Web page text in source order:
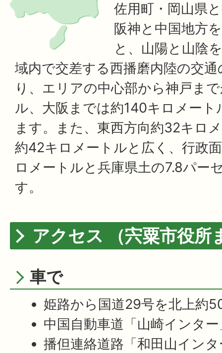
佐用町・岡山県
阪神と中国地方
と、山陽と山陰
域内で交差する西播磨内陸の交
り、エリアの中心部から神戸ま
ル、大阪までは約140キロメート
ます。また、東西方向約32キロ
約42キロメートルと広く、行政
ロメートルと兵庫県土の7.8パー
す。
アクセス （宍粟市役所
車で
姫路から国道29号を北上約
中国自動車道「山崎インタ
播但連絡道路「和田山イン